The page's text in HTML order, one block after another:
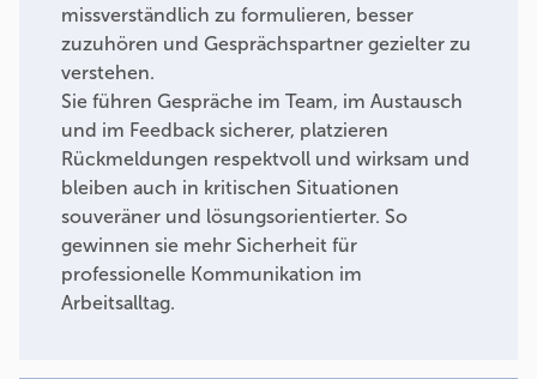
missverständlich zu formulieren, besser
zuzuhören und Gesprächspartner gezielter zu
verstehen.
Sie führen Gespräche im Team, im Austausch
und im Feedback sicherer, platzieren
Rückmeldungen respektvoll und wirksam und
bleiben auch in kritischen Situationen
souveräner und lösungsorientierter. So
gewinnen sie mehr Sicherheit für
professionelle Kommunikation im
Arbeitsalltag.